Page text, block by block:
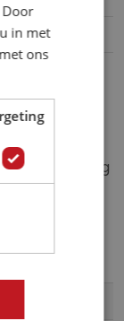
zijn
aanvulling
in met
ons